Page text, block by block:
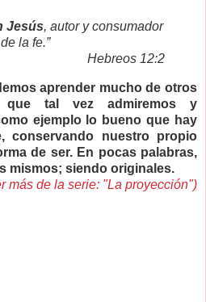
Jesús, autor y consumador
de la fe.”
Hebreos 12:2
aprender mucho de otros
que tal vez admiremos y
ejemplo lo bueno que hay
conservando nuestro propio
de ser. En pocas palabras,
mismos; siendo originales.
más de la serie: "La proyección")